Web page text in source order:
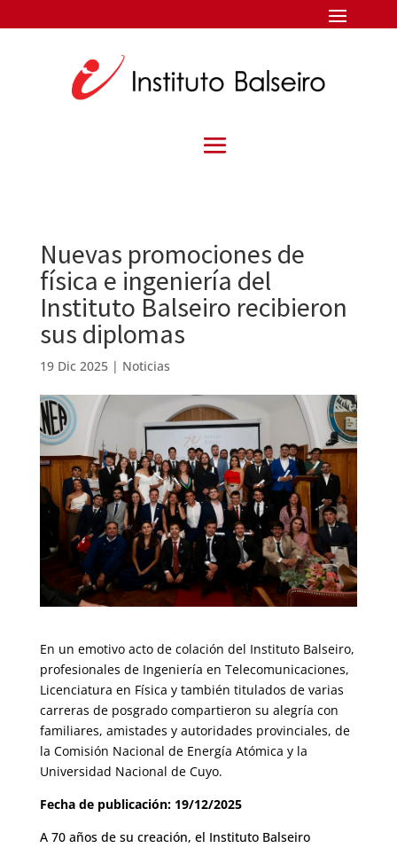
Nuevas promociones de
física e ingeniería del
Instituto Balseiro recibieron
sus diplomas
19 Dic 2025| Noticias
En un emotivo acto de colación del Instituto Balseiro,
profesionales de Ingeniería en Telecomunicaciones,
Licenciatura en Física y también titulados de varias
carreras de posgrado compartieron su alegría con
familiares, amistades y autoridades provinciales, de
la Comisión Nacional de Energía Atómica y la
Universidad Nacional de Cuyo.
Fecha de publicación: 19/12/2025
A 70 años de su creación, el Instituto Balseiro